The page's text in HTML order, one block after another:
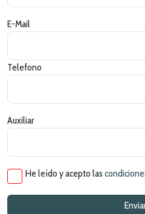
E-Mail
Telefono
Auxiliar
He leído y acepto las